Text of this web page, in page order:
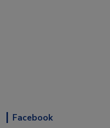
Facebook